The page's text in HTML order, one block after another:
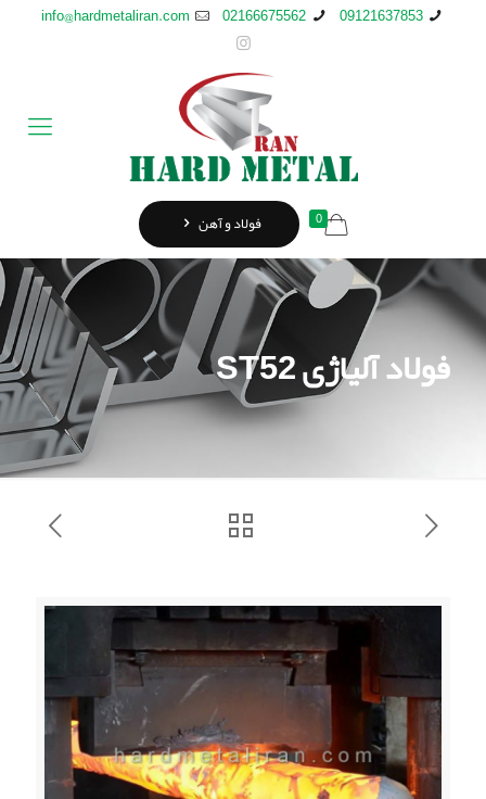
09121637853
02166675562
info@hardmetaliran.com
0 فولاد و آهن
فولاد آلیاژی ST52